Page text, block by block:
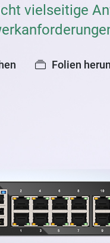
vielseitige
Folien